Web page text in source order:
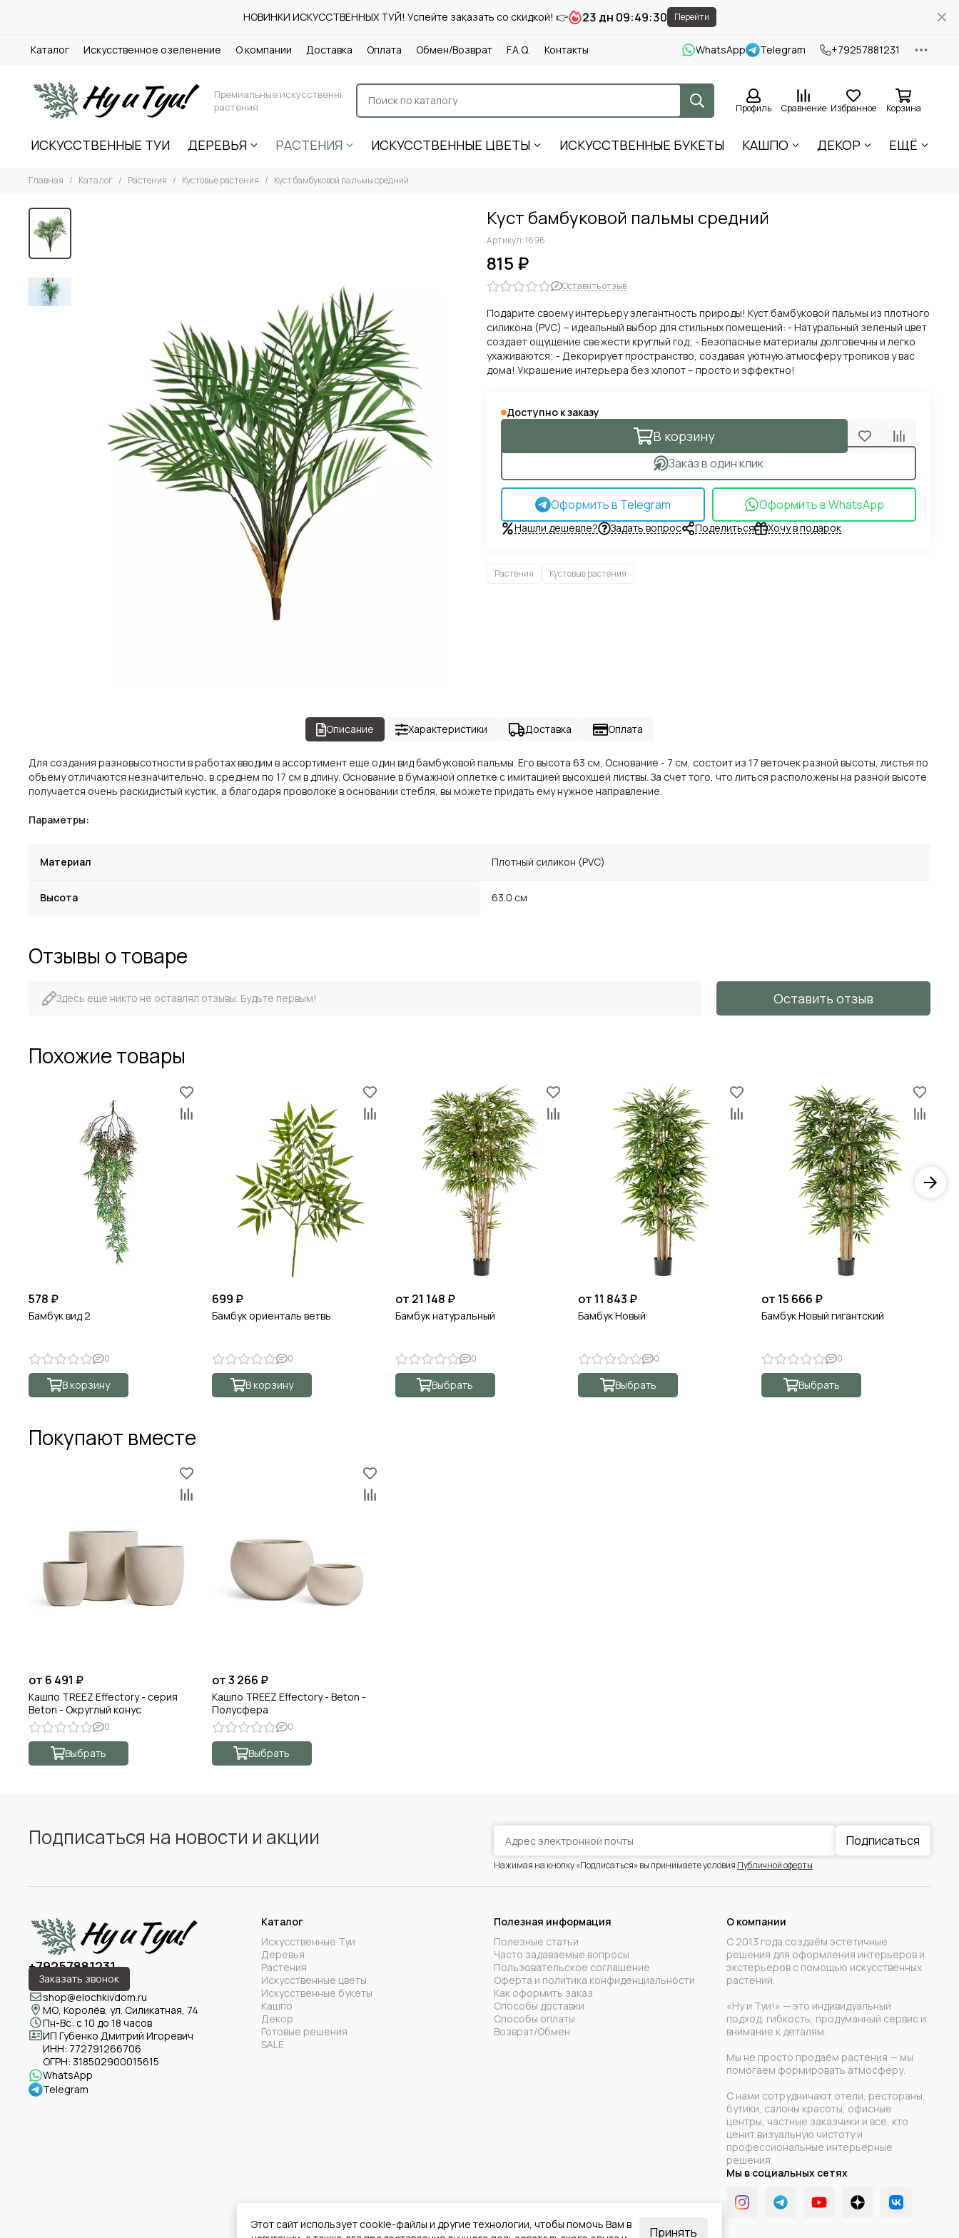
НОВИНКИ ИСКУССТВЕННЫХ ТУЙ! Успейте заказать со скидкой! 👉 23 дн 09:49:29 Перейти
Каталог Искусственное озеленение О компании Доставка Оплата Обмен/Возврат F.A.Q. Контакты WhatsApp Telegram +79257881231
Премиальные искусственные
растения
Профиль Сравнение Избранное Корзина
ИСКУССТВЕННЫЕ ТУИ ДЕРЕВЬЯ РАСТЕНИЯ ИСКУССТВЕННЫЕ ЦВЕТЫ ИСКУССТВЕННЫЕ БУКЕТЫ КАШПО ДЕКОР ЕЩЁ
Главная Каталог Растения Кустовые растения Куст бамбуковой пальмы средний
Куст бамбуковой пальмы средний
Артикул:1696
815 ₽
Оставить отзыв
Подарите своему интерьеру элегантность природы! Куст бамбуковой пальмы из плотного
силикона (PVC) – идеальный выбор для стильных помещений: - Натуральный зеленый цвет
создает ощущение свежести круглый год; - Безопасные материалы долговечны и легко
ухаживаются; - Декорирует пространство, создавая уютную атмосферу тропиков у вас
дома! Украшение интерьера без хлопот – просто и эффектно!
Доступно к заказу
В корзину
Заказ в один клик
Оформить в Telegram Оформить в WhatsApp
Нашли дешевле? Задать вопрос Поделиться Хочу в подарок
Растения Кустовые растения
Описание Характеристики Доставка Оплата
Для создания разновысотности в работах вводим в ассортимент еще один вид бамбуковой пальмы. Его высота 63 см, Основание - 7 см, состоит из 17 веточек разной высоты, листья по
объему отличаются незначительно, в среднем по 17 см в длину. Основание в бумажной оплетке с имитацией высохшей листвы. За счет того, что литься расположены на разной высоте
получается очень раскидистый кустик, а благодаря проволоке в основании стебля, вы можете придать ему нужное направление.
Параметры:
Материал Плотный силикон (PVC)
Высота 63.0 см
Отзывы о товаре
Здесь еще никто не оставлял отзывы. Будьте первым! Оставить отзыв
Похожие товары
578 ₽
Бамбук вид 2
0
В корзину
699 ₽
Бамбук ориенталь ветвь
0
В корзину
от 21 148 ₽
Бамбук натуральный
0
Выбрать
от 11 843 ₽
Бамбук Новый
0
Выбрать
от 15 666 ₽
Бамбук Новый гигантский
0
Выбрать
Покупают вместе
от 6 491 ₽
Кашпо TREEZ Effectory - серия
Beton - Округлый конус
0
Выбрать
от 3 266 ₽
Кашпо TREEZ Effectory - Beton -
Полусфера
0
Выбрать
Подписаться на новости и акции Подписаться
Нажимая на кнопку «Подписаться» вы принимаете условия Публичной оферты.
+79257881231
Заказать звонок
shop@elochkivdom.ru
МО, Королёв, ул. Силикатная, 74
Пн-Вс: с 10 до 18 часов
ИП Губенко Дмитрий Игоревич
ИНН: 772791266706
ОГРН: 318502900015615
WhatsApp
Telegram
Каталог
Искусственные Туи
Деревья
Растения
Искусственные цветы
Искусственные букеты
Кашпо
Декор
Готовые решения
SALE
Полезная информация
Полезные статьи
Часто задаваемые вопросы
Пользовательское соглашение
Оферта и политика конфиденциальности
Как оформить заказ
Способы доставки
Способы оплаты
Возврат/Обмен
О компании
С 2013 года создаём эстетичные
решения для оформления интерьеров и
экстерьеров с помощью искусственных
растений.
«Ну и Туи!» — это индивидуальный
подход, гибкость, продуманный сервис и
внимание к деталям.
Мы не просто продаём растения — мы
помогаем формировать атмосферу.
С нами сотрудничают отели, рестораны,
бутики, салоны красоты, офисные
центры, частные заказчики и все, кто
ценит визуальную чистоту и
профессиональные интерьерные
решения.
Мы в социальных сетях
Этот сайт использует cookie-файлы и другие технологии, чтобы помочь Вам в
Принять